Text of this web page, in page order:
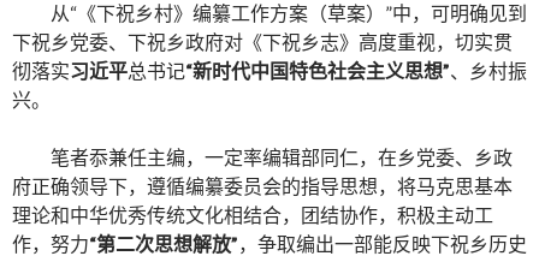
从“《下祝乡村》编纂工作方案（草案）”中，可明确见到
下祝乡党委、下祝乡政府对《下祝乡志》高度重视，切实贯
彻落实习近平总书记“新时代中国特色社会主义思想”、乡村振
兴。
笔者忝兼任主编，一定率编辑部同仁，在乡党委、乡政
府正确领导下，遵循编纂委员会的指导思想，将马克思基本
理论和中华优秀传统文化相结合，团结协作，积极主动工
作，努力“第二次思想解放”，争取编出一部能反映下祝乡历史